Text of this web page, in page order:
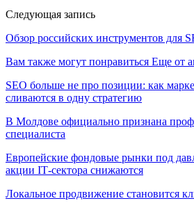
Следующая запись
Обзор российских инструментов для
Вам также могут понравиться Еще от
SEO больше не про позиции: как
сливаются в одну стратегию
В Молдове официально признана
специалиста
Европейские фондовые рынки под
акции IT‑сектора снижаются
Локальное продвижение становится